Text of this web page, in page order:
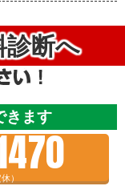
診断へ
きます
）